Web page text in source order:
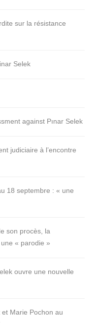
sur la résistance
Selek
against Pınar Selek
judiciaire à l’encontre
18 septembre : « une
son procès, la
« parodie »
ouvre une nouvelle
Marie Pochon au